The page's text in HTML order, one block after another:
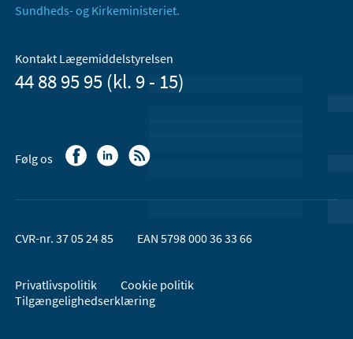
Sundheds- og Kirkeministeriet.
Kontakt Lægemiddelstyrelsen
44 88 95 95 (kl. 9 - 15)
Følg os
CVR-nr. 37 05 24 85 EAN 5798 000 36 33 66
Privatlivspolitik
Cookie politik
Tilgængelighedserklæring